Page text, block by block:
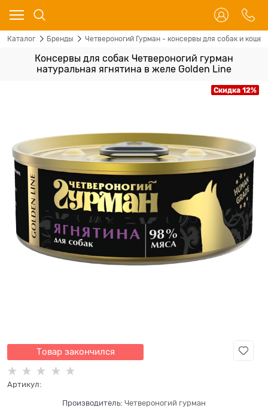
Каталог Бренды Четвероногий Гурман - консервы для собак и кошек
Консервы для собак Четвероногий гурман
натуральная ягнятина в желе Golden Line
Скидка 12%
Товар закончился
Артикул:
Производитель: Четвероногий гурман